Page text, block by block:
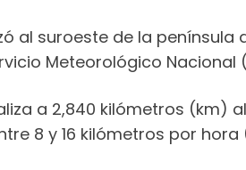
al suroeste de la
Meteorológico Nacional
a 2,840 kilómetros (km)
8 y 16 kilómetros por